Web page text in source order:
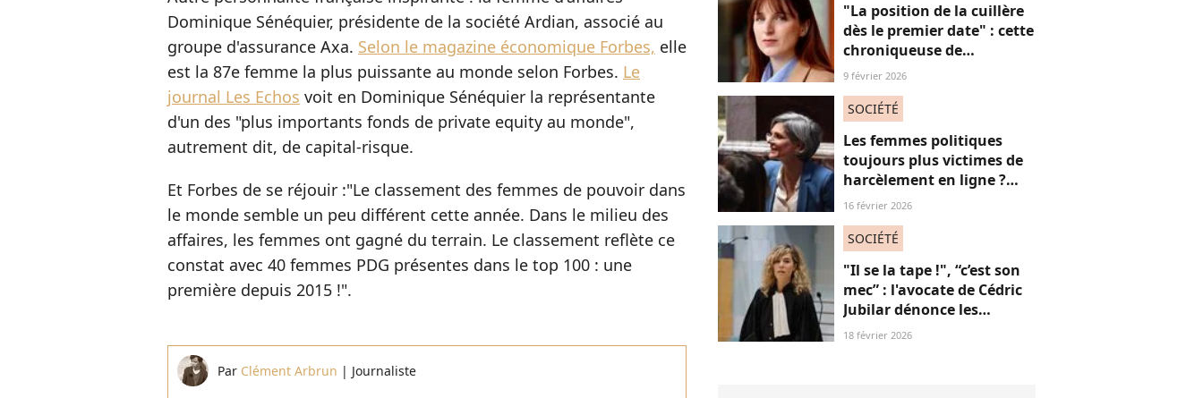
Dominique Sénéquier, présidente de la société Ardian, associé au
groupe d'assurance Axa. Selon le magazine économique Forbes, elle
est la 87e femme la plus puissante au monde selon Forbes. Le
journal Les Echos voit en Dominique Sénéquier la représentante
d'un des "plus importants fonds de private equity au monde",
autrement dit, de capital-risque.
Et Forbes de se réjouir :"Le classement des femmes de pouvoir dans
le monde semble un peu différent cette année. Dans le milieu des
affaires, les femmes ont gagné du terrain. Le classement reflète ce
constat avec 40 femmes PDG présentes dans le top 100 : une
première depuis 2015 !".
Par Clément Arbrun | Journaliste
"La position de la cuillère
dès le premier date" : cette
chroniqueuse de
Quotidien s'amuse de
absolument jubilatoire
9 février 2026
SOCIÉTÉ
Les femmes politiques
toujours plus victimes de
harcèlement en ligne ?
Une étude interroge ce
16 février 2026
SOCIÉTÉ
"Il se la tape !", “c’est son
mec” : l'avocate de Cédric
Jubilar dénonce les
réflexions misogynes
18 février 2026